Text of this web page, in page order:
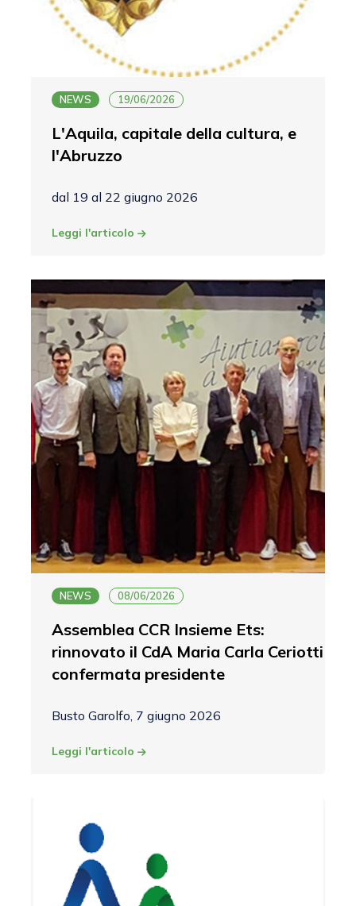
NEWS 19/06/2026
L'Aquila, capitale della cultura, e
l'Abruzzo
dal 19 al 22 giugno 2026
Leggi l'articolo
NEWS 08/06/2026
Assemblea CCR Insieme Ets:
rinnovato il CdA Maria Carla Ceriotti
confermata presidente
Busto Garolfo, 7 giugno 2026
Leggi l'articolo